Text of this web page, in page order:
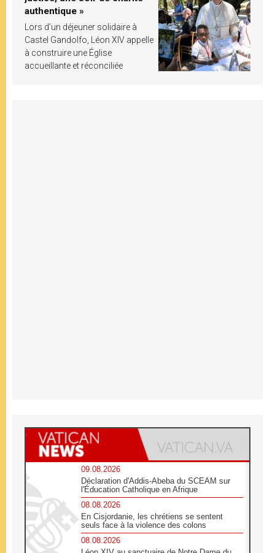
authentique »
Lors d’un déjeuner solidaire à
Castel Gandolfo, Léon XIV appelle
à construire une Église
accueillante et réconciliée
09.08.2026
Déclaration d'Addis-Abeba du SCEAM sur
l'Éducation Catholique en Afrique
08.08.2026
En Cisjordanie, les chrétiens se sentent
seuls face à la violence des colons
08.08.2026